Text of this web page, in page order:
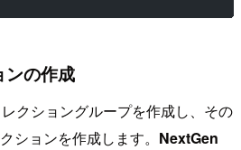
の作成
クショングループを作成し、その
ションを作成します。 NextGen